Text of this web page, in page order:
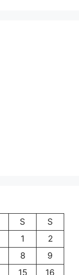
S
S
1
2
8
9
15 16